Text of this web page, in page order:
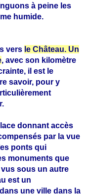
à peine les
humide.
vers le Château. Un
, avec son kilomètre
il est le
savoir, pour y
donnant accès
par la vue
ponts qui
monuments que
sous un autre
est un
une ville dans la